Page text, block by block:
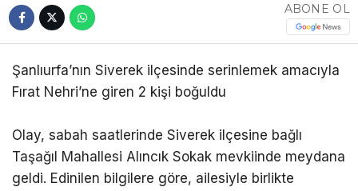
ABONE OL
Şanlıurfa’nın Siverek ilçesinde serinlemek amacıyla
Fırat Nehri’ne giren 2 kişi boğuldu
Olay, sabah saatlerinde Siverek ilçesine bağlı
Taşağıl Mahallesi Alıncık Sokak mevkiinde meydana
geldi. Edinilen bilgilere göre, ailesiyle birlikte